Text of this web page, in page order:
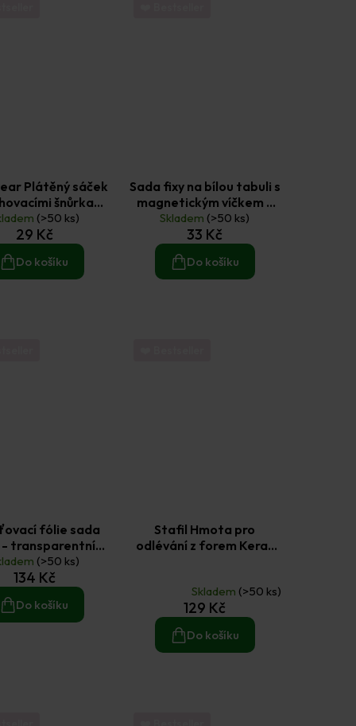
Plátěný sáček
šnůrkami
17 x 20 cm
(>50 ks)
29 Kč
Do košíku
Sada fixy na bílou tabuli s
magnetickým víčkem -
černá (3ks)
Skladem (>50 ks)
33 Kč
Do košíku
fólie sada
- transparentní
(10ks)(>50 ks)
134 Kč
Do košíku
Stafil Hmota pro
odlévání z forem Kera-
Skladem (>50 ks)
129 Kč
Do košíku